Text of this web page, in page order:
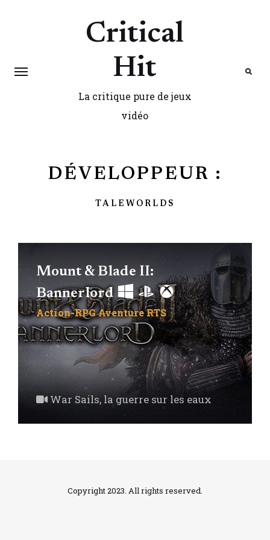
Critical
Hit
La critique pure de jeux
vidéo
DÉVELOPPEUR :
TALEWORLDS
Mount & Blade II:
Bannerlord
Action-RPGAventureRTS
War Sails, la guerre sur les eaux
Copyright 2023. All rights reserved.